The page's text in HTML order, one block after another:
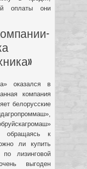
оплаты они
оказался в
компания
белорусские
к
ли купить
по лизинговой
выгоден